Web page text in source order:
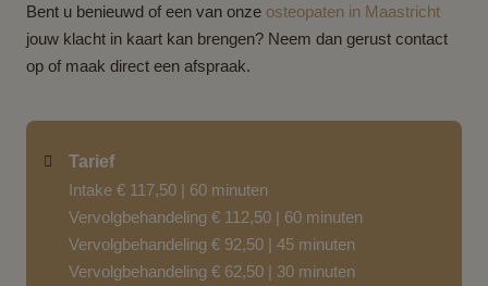
Bent u benieuwd of een van onze osteopaten in Maastricht
jouw klacht in kaart kan brengen? Neem dan gerust contact
op of maak direct een afspraak.
Tarief
Intake € 117,50 | 60 minuten
Vervolgbehandeling € 112,50 | 60 minuten
Vervolgbehandeling € 92,50 | 45 minuten
Vervolgbehandeling € 62,50 | 30 minuten